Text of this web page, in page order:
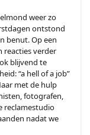
weer zo
ontstond
benut. Op een
reacties verder
blijvend te
“a hell of a job”
met de hulp
fotografen,
reclamestudio
nadat we